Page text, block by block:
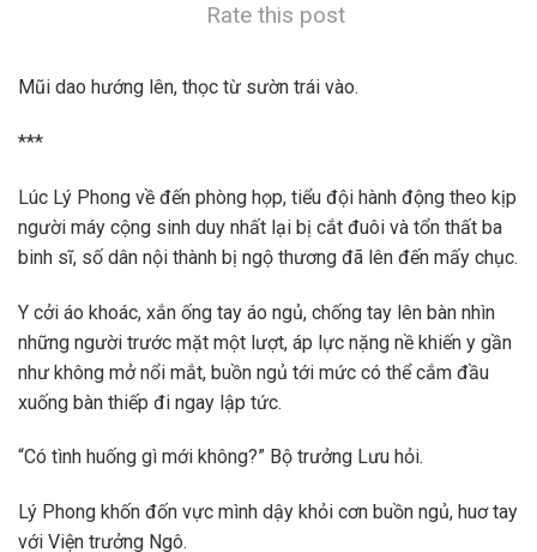
Rate this post
Mũi dao hướng lên, thọc từ sườn trái vào.
***
Lúc Lý Phong về đến phòng họp, tiểu đội hành động theo kịp
người máy cộng sinh duy nhất lại bị cắt đuôi và tổn thất ba
binh sĩ, số dân nội thành bị ngộ thương đã lên đến mấy chục.
Y cởi áo khoác, xắn ống tay áo ngủ, chống tay lên bàn nhìn
những người trước mặt một lượt, áp lực nặng nề khiến y gần
như không mở nổi mắt, buồn ngủ tới mức có thể cắm đầu
xuống bàn thiếp đi ngay lập tức.
“Có tình huống gì mới không?” Bộ trưởng Lưu hỏi.
Lý Phong khốn đốn vực mình dậy khỏi cơn buồn ngủ, huơ tay
với Viện trưởng Ngô.